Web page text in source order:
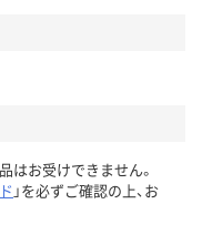
はお受けできません。
」を必ずご確認の上、お